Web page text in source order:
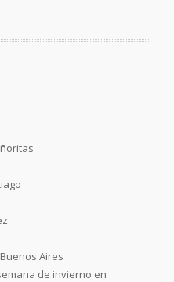
Aires
de invierno en